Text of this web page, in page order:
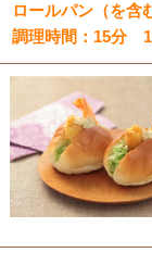
ロールパン（を含
調理時間：15分